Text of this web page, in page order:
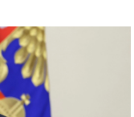
Rusia |EUROPAPRESS